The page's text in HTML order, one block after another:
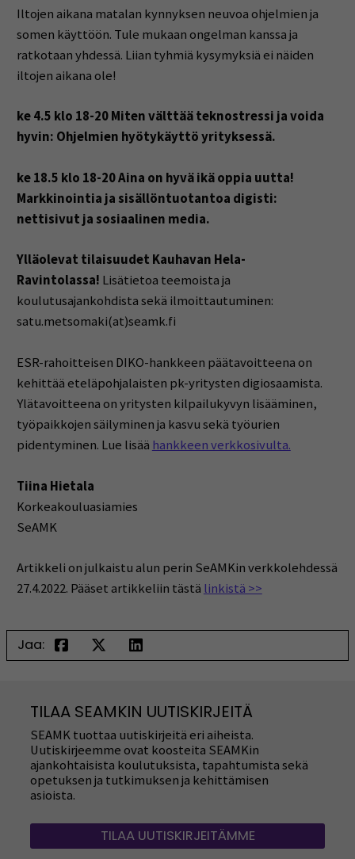
Iltojen aikana matalan kynnyksen neuvoa ohjelmien ja
somen käyttöön. Tule mukaan ongelman kanssa ja
ratkotaan yhdessä. Liian tyhmiä kysymyksiä ei näiden
iltojen aikana ole!
ke 4.5 klo 18-20 Miten välttää teknostressi ja voida
hyvin: Ohjelmien hyötykäyttö yrityksessä.
ke 18.5 klo 18-20 Aina on hyvä ikä oppia uutta!
Markkinointia ja sisällöntuotantoa digisti:
nettisivut ja sosiaalinen media.
Ylläolevat tilaisuudet Kauhavan Hela-
Ravintolassa! Lisätietoa teemoista ja
koulutusajankohdista sekä ilmoittautuminen:
satu.metsomaki(at)seamk.fi
ESR-rahoitteisen DIKO-hankkeen päätavoitteena on
kehittää eteläpohjalaisten pk-yritysten digiosaamista.
Ylätavoitteena on yritysten kilpailukyvyn lisääminen,
työpaikkojen säilyminen ja kasvu sekä työurien
pidentyminen. Lue lisää hankkeen verkkosivulta.
Tiina Hietala
Korkeakouluasiamies
SeAMK
Artikkeli on julkaistu alun perin SeAMKin verkkolehdessä
27.4.2022. Pääset artikkeliin tästä linkistä >>
Jaa:
TILAA SEAMKIN UUTISKIRJEITÄ
SEAMK tuottaa uutiskirjeitä eri aiheista.
Uutiskirjeemme ovat koosteita SEAMKin
ajankohtaisista koulutuksista, tapahtumista sekä
opetuksen ja tutkimuksen ja kehittämisen
asioista.
TILAA UUTISKIRJEITÄMME